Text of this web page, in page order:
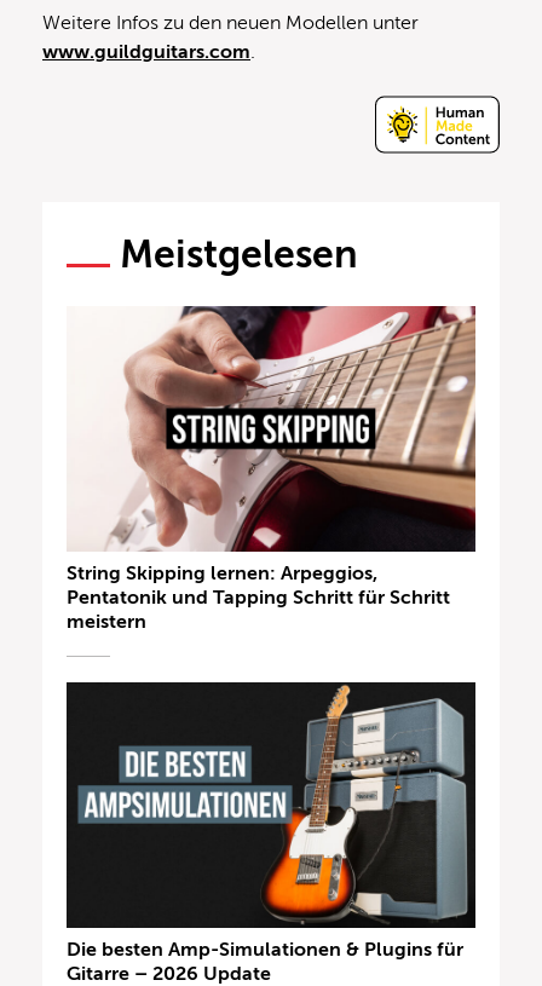
Weitere Infos zu den neuen Modellen unter
www.guildguitars.com.
Meistgelesen
String Skipping lernen: Arpeggios,
Pentatonik und Tapping Schritt für Schritt
meistern
Die besten Amp-Simulationen & Plugins für
Gitarre – 2026 Update